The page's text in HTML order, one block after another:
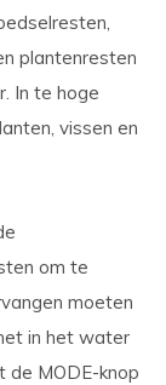
plantenresten
In te hoge
vissen en
om te
moeten
in het water
MODE-knop